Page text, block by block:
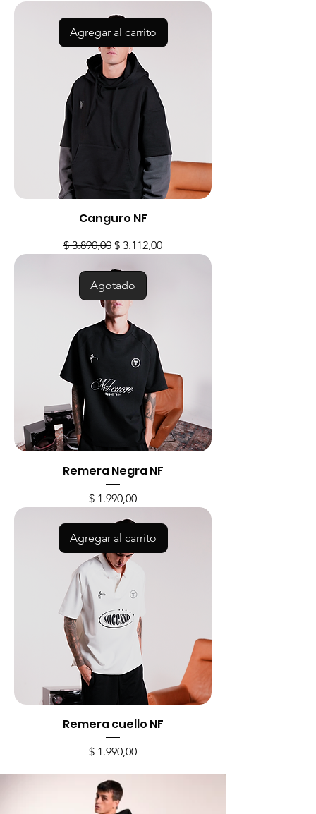
Agregar al carrito
Canguro NF
Precio
$ 3.890,00 Precio de oferta
$ 3.112,00
Agotado
Remera Negra NF
Precio
$ 1.990,00
Agregar al carrito
Remera cuello NF
Precio
$ 1.990,00